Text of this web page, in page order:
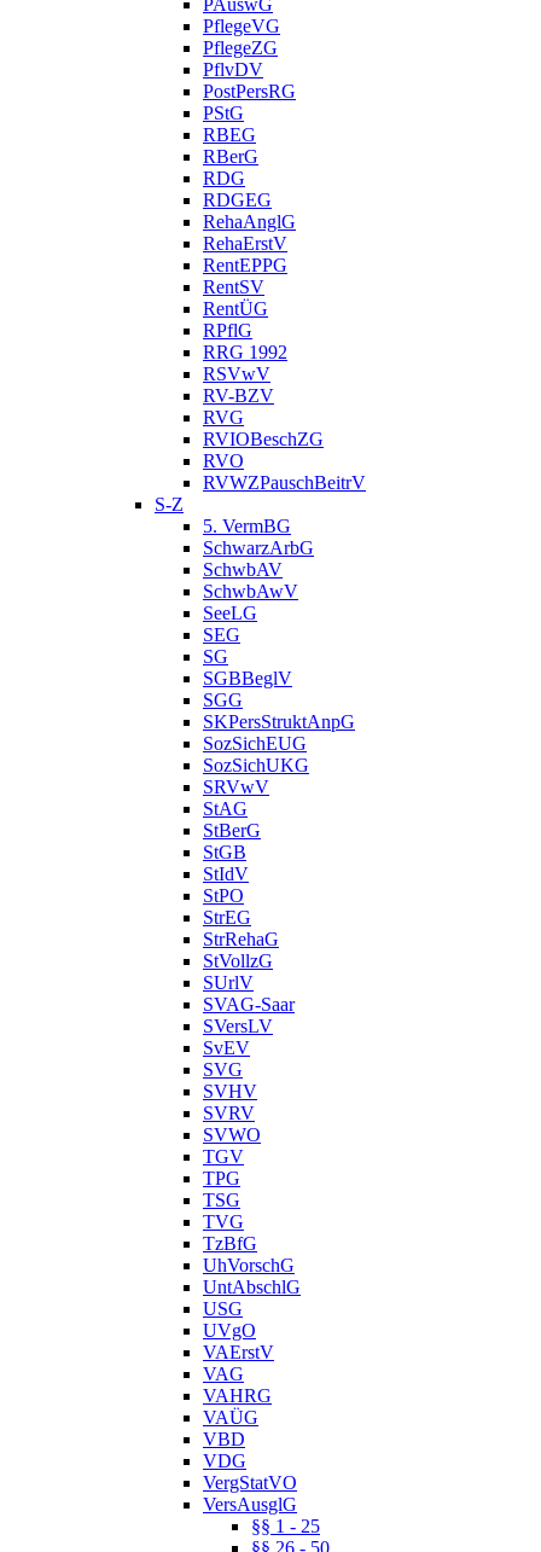
PflegeVG
PflegeZG
PflvDV
PostPersRG
PStG
RBEG
RBerG
RDG
RDGEG
RehaAnglG
RehaErstV
RentEPPG
RentSV
RentÜG
RPflG
RRG 1992
RSVwV
RV-BZV
RVG
RVIOBeschZG
RVO
RVWZPauschBeitrV
S-Z
5. VermBG
SchwarzArbG
SchwbAV
SchwbAwV
SeeLG
SEG
SG
SGBBeglV
SGG
SKPersStruktAnpG
SozSichEUG
SozSichUKG
SRVwV
StAG
StBerG
StGB
StIdV
StPO
StrEG
StrRehaG
StVollzG
SUrlV
SVAG-Saar
SVersLV
SvEV
SVG
SVHV
SVRV
SVWO
TGV
TPG
TSG
TVG
TzBfG
UhVorschG
UntAbschlG
USG
UVgO
VAErstV
VAG
VAHRG
VAÜG
VBD
VDG
VergStatVO
VersAusglG
§§ 1 - 25
§§ 26 - 50